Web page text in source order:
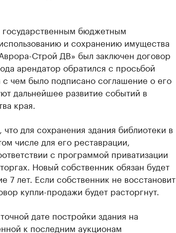
бюджетным
и сохранению имущества
Строй ДВ» был заключен договор
арендатор обратился с просьбой
с чем было подписано соглашение о его
дальнейшее развитие событий в
края.
для сохранения здания библиотеки в
числе для его реставрации,
с программой приватизации
Новый собственник обязан будет
7 лет. Если собственник не восстановит
купли-продажи будет расторгнут.
дате постройки здания на
к последним аукционам